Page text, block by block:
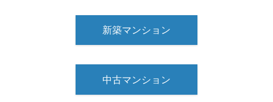
新築マンション
中古マンション